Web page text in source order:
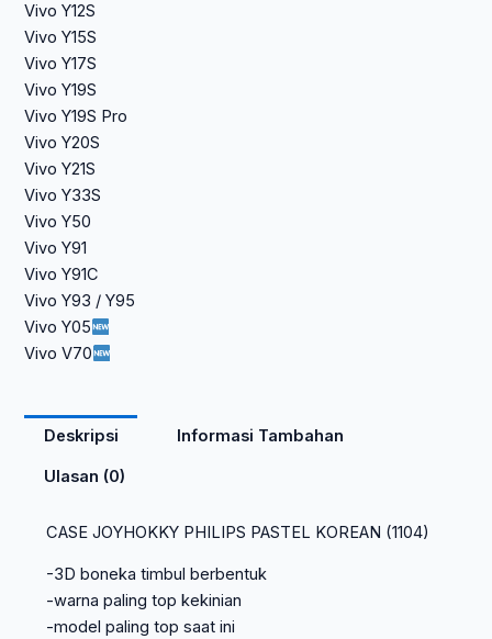
Vivo Y12S
Vivo Y15S
Vivo Y17S
Vivo Y19S
Vivo Y19S Pro
Vivo Y20S
Vivo Y21S
Vivo Y33S
Vivo Y50
Vivo Y91
Vivo Y91C
Vivo Y93 / Y95
Vivo Y05
Vivo V70
Deskripsi Informasi Tambahan
Ulasan (0)
CASE JOYHOKKY PHILIPS PASTEL KOREAN (1104)
-3D boneka timbul berbentuk
-warna paling top kekinian
-model paling top saat ini